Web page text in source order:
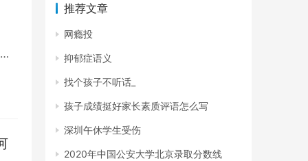
推荐文章
网瘾投
抑郁症语义
找个孩子不听话_
孩子成绩挺好家长素质评语怎么写
深圳午休学生受伤
2020年中国公安大学北京录取分数线